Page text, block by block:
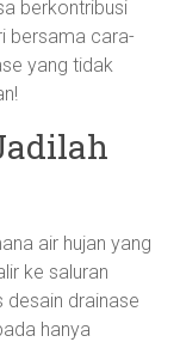
berkontribusi
bersama cara-
yang tidak
air hujan yang
ke saluran
desain drainase
hanya